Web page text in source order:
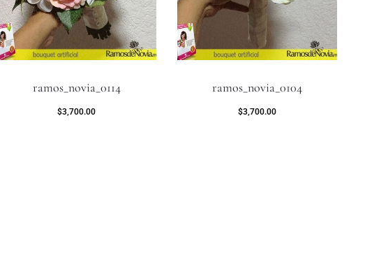
ramos_novia_0114
$3,700.00
ramos_novia_0104
$3,700.00